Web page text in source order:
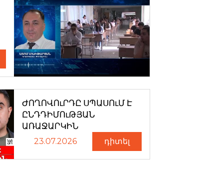
ԺՈՂՈՎՈւՐԴԸ ՍՊԱՍՈւՄ Է
ԸՆԴԴԻՄՈւԹՅԱՆ
ԱՌԱՋԱՐԿԻՆ
23.07.2026 դիտել